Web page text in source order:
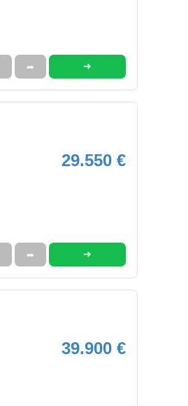
➦ ➜
29.550 €
➦ ➜
39.900 €